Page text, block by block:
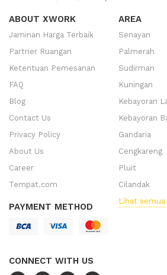
ABOUT XWORK
Jaminan Harga Terbaik
Partner Ruangan
Ketentuan Pemesanan
FAQ
Blog
Contact Us
Privacy Policy
About Us
Career
Tempat.com
PAYMENT METHOD
CONNECT WITH US
AREA
Senayan
Palmerah
Sudirman
Kuningan
Kebayoran
Kebayoran
Gandaria
Cengkareng
Pluit
Cilandak
Lihat semua